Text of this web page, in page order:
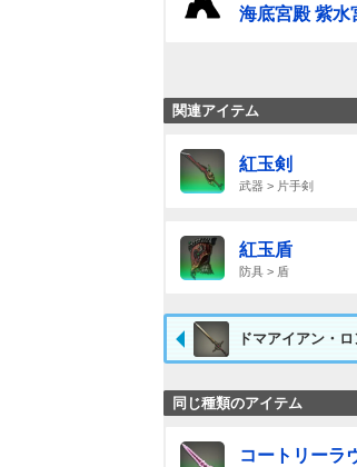
海底宮殿 紫水
関連アイテム
紅玉剣
武器 > 片手剣
紅玉盾
防具 > 盾
ドマアイアン・
同じ種類のアイテム
コートリーラ